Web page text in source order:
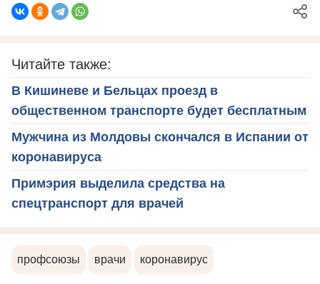
Читайте также:
В Кишиневе и Бельцах проезд в
общественном транспорте будет бесплатным
Мужчина из Молдовы скончался в Испании от
коронавируса
Примэрия выделила средства на
спецтранспорт для врачей
профсоюзы врачи коронавирус